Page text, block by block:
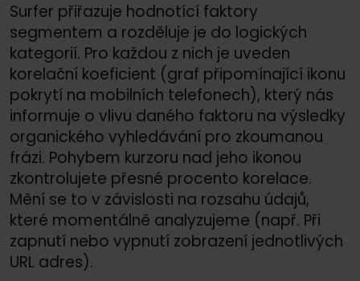
Surfer přiřazuje hodnotící faktory
segmentem a rozděluje je do logických
kategorií. Pro každou z nich je uveden
korelační koeficient (graf připomínající ikonu
pokrytí na mobilních telefonech), který nás
informuje o vlivu daného faktoru na výsledky
organického vyhledávání pro zkoumanou
frázi. Pohybem kurzoru nad jeho ikonou
zkontrolujete přesné procento korelace.
Mění se to v závislosti na rozsahu údajů,
které momentálně analyzujeme (např. Při
zapnutí nebo vypnutí zobrazení jednotlivých
URL adres).